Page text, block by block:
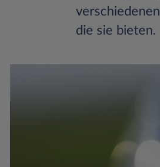
die sie bieten.